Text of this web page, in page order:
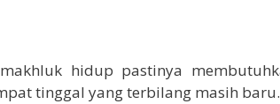
hidup pastinya
tinggal yang terbilang masih baru.